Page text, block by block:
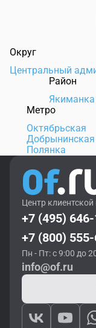
Округ
Центральный
Район
Якиманка
Метро
Октябрьская
Добрынинская
Полянка
Центр
+7 (495)
+7 (800)
Пн - Пт: с 9:00 до
info@of.ru